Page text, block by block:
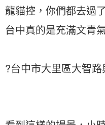
龍貓控，你們都去過
台中真的是充滿文青
?台中市大里區大智